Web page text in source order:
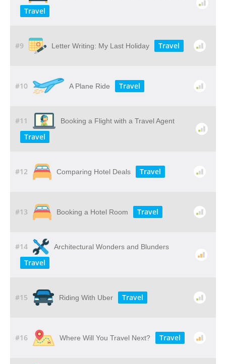
Travel
#9 Letter Writing: My Last Holiday Travel
#10 A Plane Ride Travel
#11 Booking a Flight with a Travel Agent
Travel
#12 Comparing Hotel Deals Travel
#13 Booking a Hotel Room Travel
#14 Architectural Wonders and Blunders
Travel
#15 Riding With Uber Travel
#16 Where Will You Travel Next? Travel